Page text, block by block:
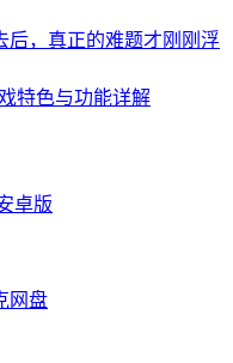
后，真正的难题才刚刚浮
特色与功能详解
卓版
网盘